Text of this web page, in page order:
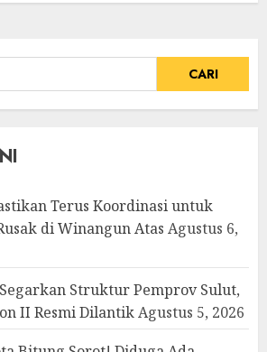
Terus Koordinasi untuk
di Winangun Atas Agustus 6,
Struktur Pemprov Sulut,
II Resmi DilantikAgustus 5, 2026